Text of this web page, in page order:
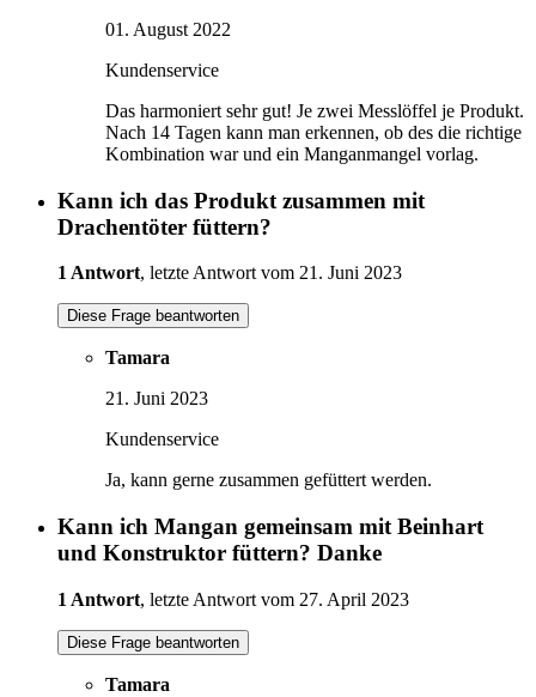
01. August 2022
Kundenservice
Das harmoniert sehr gut! Je zwei Messlöffel je Produkt.
Nach 14 Tagen kann man erkennen, ob des die richtige
Kombination war und ein Manganmangel vorlag.
Kann ich das Produkt zusammen mit
Drachentöter füttern?
1 Antwort, letzte Antwort vom 21. Juni 2023
Diese Frage beantworten
Tamara
21. Juni 2023
Kundenservice
Ja, kann gerne zusammen gefüttert werden.
Kann ich Mangan gemeinsam mit Beinhart
und Konstruktor füttern? Danke
1 Antwort, letzte Antwort vom 27. April 2023
Diese Frage beantworten
Tamara